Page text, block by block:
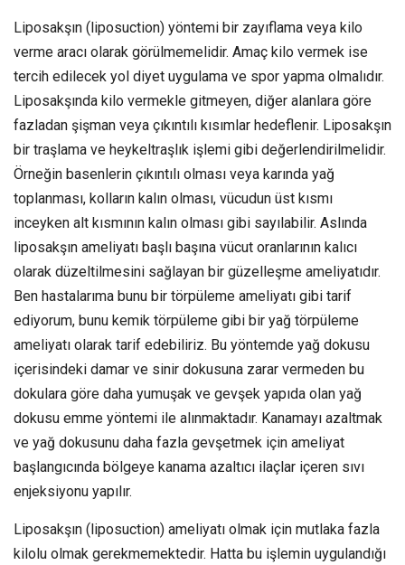
Liposakşın (liposuction) yöntemi bir zayıflama veya kilo
verme aracı olarak görülmemelidir. Amaç kilo vermek ise
tercih edilecek yol diyet uygulama ve spor yapma olmalıdır.
Liposakşında kilo vermekle gitmeyen, diğer alanlara göre
fazladan şişman veya çıkıntılı kısımlar hedeflenir. Liposakşın
bir traşlama ve heykeltraşlık işlemi gibi değerlendirilmelidir.
Örneğin basenlerin çıkıntılı olması veya karında yağ
toplanması, kolların kalın olması, vücudun üst kısmı
inceyken alt kısmının kalın olması gibi sayılabilir. Aslında
liposakşın ameliyatı başlı başına vücut oranlarının kalıcı
olarak düzeltilmesini sağlayan bir güzelleşme ameliyatıdır.
Ben hastalarıma bunu bir törpüleme ameliyatı gibi tarif
ediyorum, bunu kemik törpüleme gibi bir yağ törpüleme
ameliyatı olarak tarif edebiliriz. Bu yöntemde yağ dokusu
içerisindeki damar ve sinir dokusuna zarar vermeden bu
dokulara göre daha yumuşak ve gevşek yapıda olan yağ
dokusu emme yöntemi ile alınmaktadır. Kanamayı azaltmak
ve yağ dokusunu daha fazla gevşetmek için ameliyat
başlangıcında bölgeye kanama azaltıcı ilaçlar içeren sıvı
enjeksiyonu yapılır.
Liposakşın (liposuction) ameliyatı olmak için mutlaka fazla
kilolu olmak gerekmemektedir. Hatta bu işlemin uygulandığı